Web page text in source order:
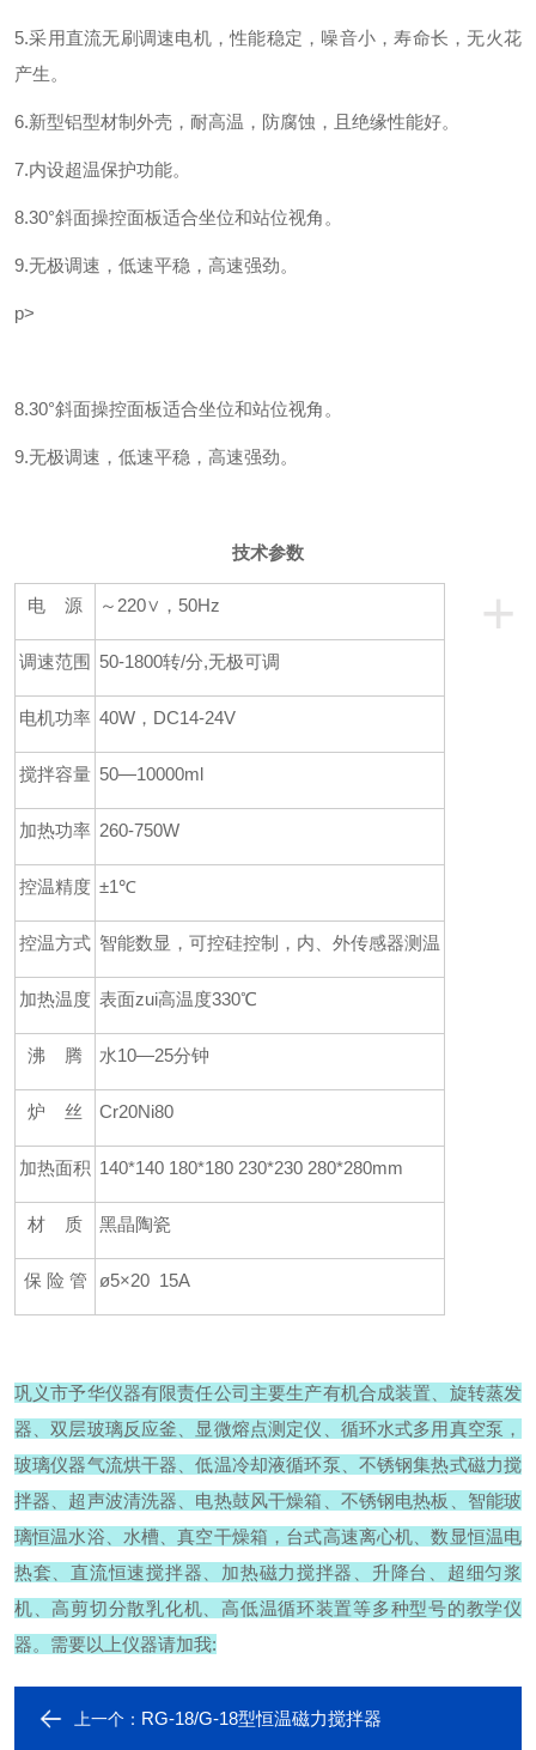
5.采用直流无刷调速电机，性能稳定，噪音小，寿命长，无火花
产生。
6.新型铝型材制外壳，耐高温，防腐蚀，且绝缘性能好。
7.内设超温保护功能。
8.30°斜面操控面板适合坐位和站位视角。
9.无极调速，低速平稳，高速强劲。
p>
8.30°斜面操控面板适合坐位和站位视角。
9.无极调速，低速平稳，高速强劲。
技术参数
+
电 源 ～220∨，50Hz
调速范围 50-1800转/分,无极可调
电机功率 40W，DC14-24V
搅拌容量 50—10000ml
加热功率 260-750W
控温精度 ±1℃
控温方式 智能数显，可控硅控制，内、外传感器测温
加热温度 表面zui高温度330℃
沸 腾 水10—25分钟
炉 丝 Cr20Ni80
加热面积 140*140 180*180 230*230 280*280mm
材 质 黑晶陶瓷
保 险 管 ø5×20 15A
巩义市予华仪器有限责任公司主要生产有机合成装置、旋转蒸发
器、双层玻璃反应釜、显微熔点测定仪、循环水式多用真空泵，
玻璃仪器气流烘干器、低温冷却液循环泵、不锈钢集热式磁力搅
拌器、超声波清洗器、电热鼓风干燥箱、不锈钢电热板、智能玻
璃恒温水浴、水槽、真空干燥箱，台式高速离心机、数显恒温电
热套、直流恒速搅拌器、加热磁力搅拌器、升降台、超细匀浆
机、高剪切分散乳化机、高低温循环装置等多种型号的教学仪
器。需要以上仪器请加我:
上一个： RG-18/G-18型恒温磁力搅拌器